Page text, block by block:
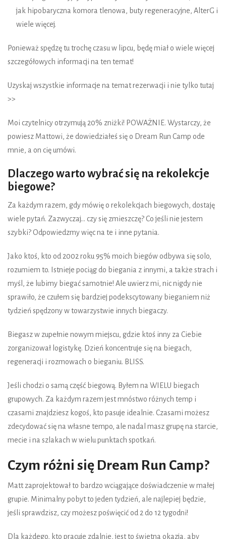
jak hipobaryczna komora tlenowa, buty regeneracyjne, AlterG i
wiele więcej.
Ponieważ spędzę tu trochę czasu w lipcu, będę miał o wiele więcej
szczegółowych informacji na ten temat!
Uzyskaj wszystkie informacje na temat rezerwacji i nie tylko tutaj
>>
Moi czytelnicy otrzymują 20% zniżki! POWAŻNIE. Wystarczy, że
powiesz Mattowi, że dowiedziałeś się o Dream Run Camp ode
mnie, a on cię umówi.
Dlaczego warto wybrać się na rekolekcje
biegowe?
Za każdym razem, gdy mówię o rekolekcjach biegowych, dostaję
wiele pytań. Zazwyczaj... czy się zmieszczę? Co jeśli nie jestem
szybki? Odpowiedzmy więc na te i inne pytania.
Jako ktoś, kto od 2002 roku 95% moich biegów odbywa się solo,
rozumiem to. Istnieje pociąg do biegania z innymi, a także strach i
myśl, że lubimy biegać samotnie! Ale uwierz mi, nic nigdy nie
sprawiło, że czułem się bardziej podekscytowany bieganiem niż
tydzień spędzony w towarzystwie innych biegaczy.
Biegasz w zupełnie nowym miejscu, gdzie ktoś inny za Ciebie
zorganizował logistykę. Dzień koncentruje się na biegach,
regeneracji i rozmowach o bieganiu. BLISS.
Jeśli chodzi o samą część biegową. Byłem na WIELU biegach
grupowych. Za każdym razem jest mnóstwo różnych temp i
czasami znajdziesz kogoś, kto pasuje idealnie. Czasami możesz
zdecydować się na własne tempo, ale nadal masz grupę na starcie,
mecie i na szlakach w wielu punktach spotkań.
Czym różni się Dream Run Camp?
Matt zaprojektował to bardzo wciągające doświadczenie w małej
grupie. Minimalny pobyt to jeden tydzień, ale najlepiej będzie,
jeśli sprawdzisz, czy możesz poświęcić od 2 do 12 tygodni!
Dla każdego, kto pracuje zdalnie, jest to świetna okazja, aby